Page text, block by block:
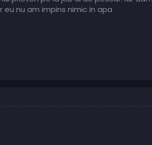
nu am impins nimic in apa